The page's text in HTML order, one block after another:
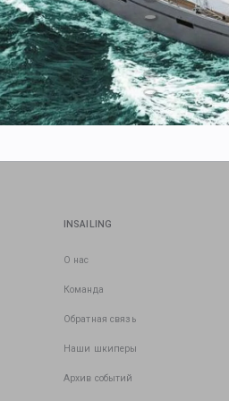
INSAILING
О нас
Команда
Обратная связь
Наши шкиперы
Архив событий